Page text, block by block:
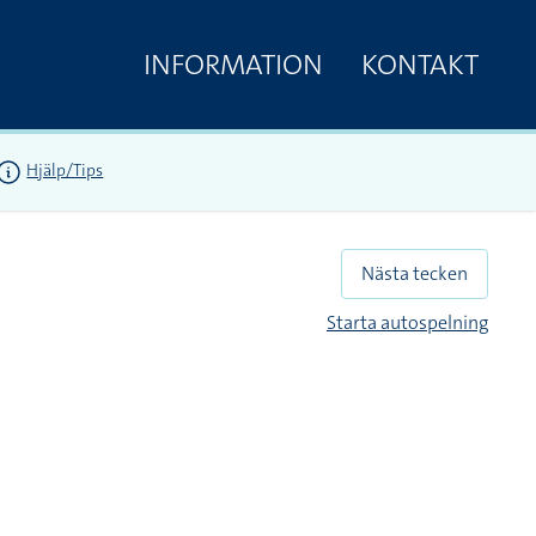
INFORMATION KONTAKT
Hjälp/Tips
Nästa tecken
Starta autospelning